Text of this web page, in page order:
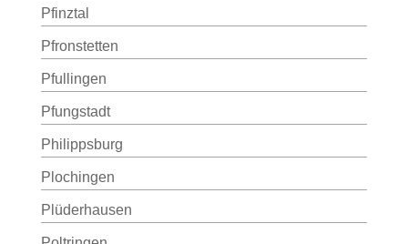
Pfinztal
Pfronstetten
Pfullingen
Pfungstadt
Philippsburg
Plochingen
Plüderhausen